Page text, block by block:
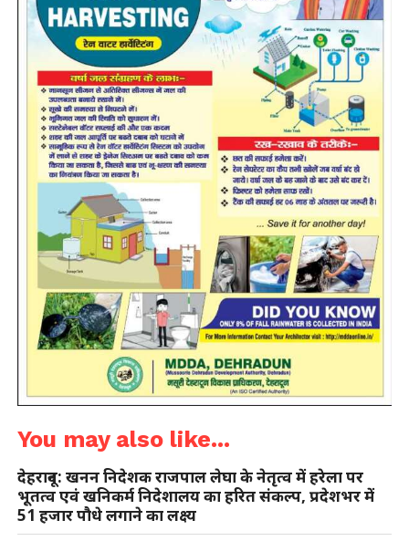
You may also like...
देहरादून: खनन निदेशक राजपाल लेघा के नेतृत्व में हरेला पर
भूतत्व एवं खनिकर्म निदेशालय का हरित संकल्प, प्रदेशभर में
51 हजार पौधे लगाने का लक्ष्य